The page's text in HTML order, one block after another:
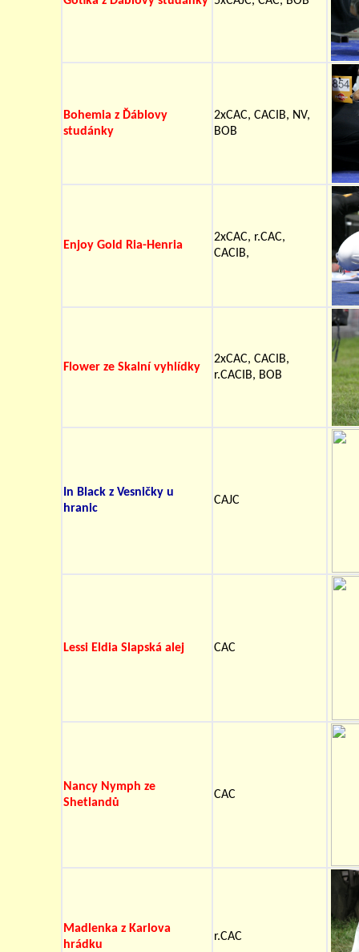
Bohemia z Ďáblovy
studánky
2xCAC, CACIB, NV,
BOB
Enjoy Gold Ria-Henria
2xCAC, r.CAC,
CACIB,
Flower ze Skalní vyhlídky
2xCAC, CACIB,
r.CACIB, BOB
In Black z Vesničky u
hranic
CAJC
Lessi Eldia Slapská alej CAC
Nancy Nymph ze
Shetlandů
CAC
Madlenka z Karlova
hrádku
r.CAC